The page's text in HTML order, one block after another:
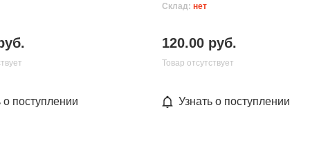
о поступлении
Склад:нет
120.00 руб.
Товар отсутствует
Узнать о поступлении